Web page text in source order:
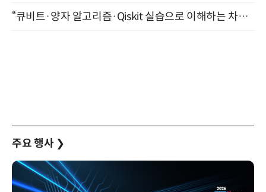
“큐비트·양자 알고리즘·Qiskit 실습으로 이해하는 차세대 컴퓨팅” (8/28)
주요 행사 ❯